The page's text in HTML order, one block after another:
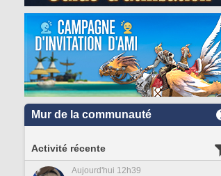
Mur de la communauté
Activité récente
Aujourd'hui 12h39